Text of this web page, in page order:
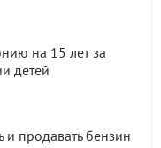
на 15 лет за
детей
продавать бензин